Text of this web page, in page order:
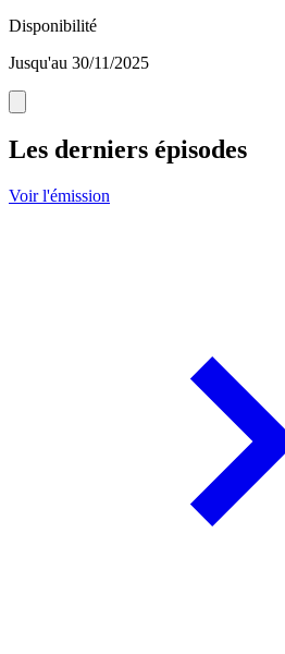
Disponibilité
Jusqu'au 30/11/2025
Les derniers épisodes
Voir l'émission